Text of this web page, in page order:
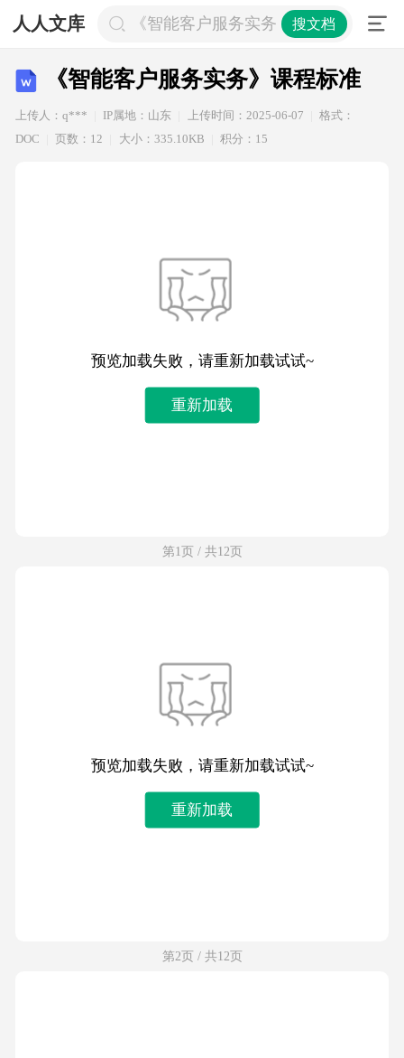
人人文库 《智能客户服务实务》课程标准
搜文档
《智能客户服务实务》课程标准
上传人：q*** IP属地：山东 上传时间：2025-06-07
格式：
DOC
页数：12 大小：335.10KB 积分：15
预览加载失败，请重新加载试试~
重新加载
第1页 / 共12页
预览加载失败，请重新加载试试~
重新加载
第2页 / 共12页